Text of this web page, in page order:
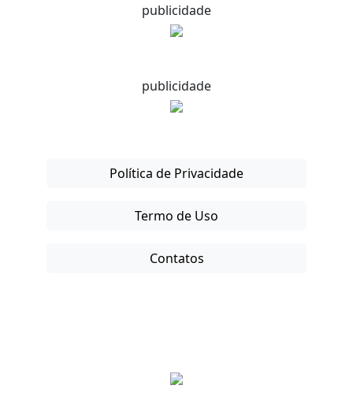
publicidade
publicidade
Política de Privacidade
Termo de Uso
Contatos